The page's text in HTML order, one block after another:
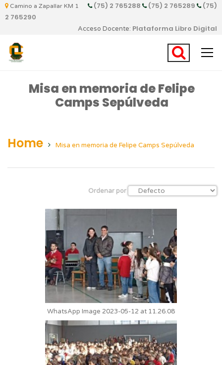
Camino a Zapallar KM 1 (75) 2 765288 (75) 2 765289
(75)
2 765290
Acceso Docente: Plataforma Libro Digital
Misa en memoria de Felipe
Camps Sepúlveda
Home Misa en memoria de Felipe Camps Sepúlveda
Ordenar por
WhatsApp Image 2023-05-12 at 11.26.08